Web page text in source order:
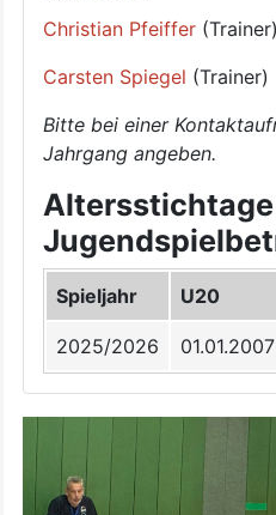
Christian Pfeiffer (Trainer)
Carsten Spiegel (Trainer)
Bitte bei einer
Jahrgang angeben.
Altersstichtage
Spieljahr U20
2025/2026 01.01.2007